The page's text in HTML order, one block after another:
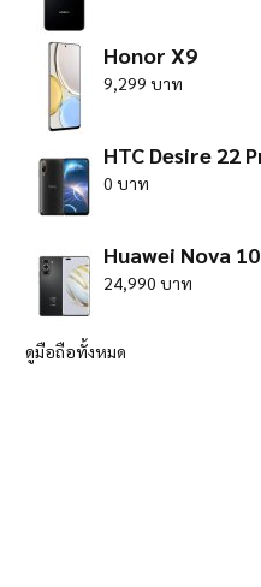
Honor X9
9,299 บาท
HTC Desire 22
0 บาท
Huawei Nova
24,990 บาท
ดูมือถือทั้งหมด